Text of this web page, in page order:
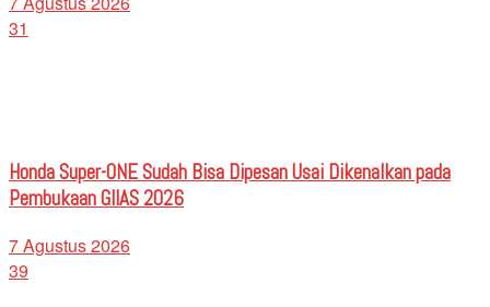
31
Honda Super-ONE Sudah Bisa Dipesan Usai Dikenalkan pada
Pembukaan GIIAS 2026
7 Agustus 2026
39